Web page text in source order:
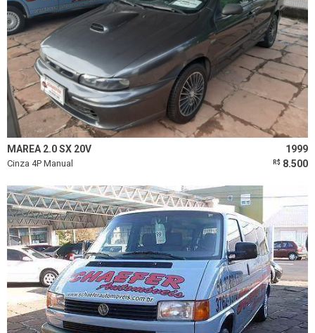
MAREA 2.0 SX 20V 1999
Cinza 4P Manual R$ 8.500